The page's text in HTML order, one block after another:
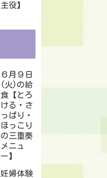
主役】
６月９日
(火)の給
食【とろ
ける・さ
っぱり・
ほっこり
の三重奏
メニュ
ー】
妊婦体験